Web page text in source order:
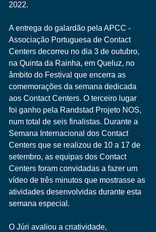
2022.
A entrega do galardão pela APCC -
Associação Portuguesa de Contact
Centers decorreu no dia 3 de outubro,
na Quinta da Rainha, em Queluz, no
âmbito do Festival que encerra as
comemorações da semana dedicada
aos Contact Centers. O terceiro lugar
foi ganho pela Randstad Projeto NOS,
num total de seis finalistas. Durante a
Semana Internacional dos Contact
Centers que se realizou de 10 a 17 de
setembro, as equipas dos Contact
Centers foram convidadas a fazer um
vídeo de três minutos que mostrasse as
atividades desenvolvidas durante esta
semana especial.
O Júri avaliou a criatividade,